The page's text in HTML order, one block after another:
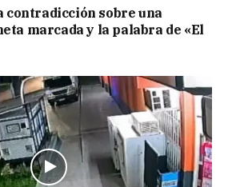
contradicción sobre una
marcada y la palabra de «El